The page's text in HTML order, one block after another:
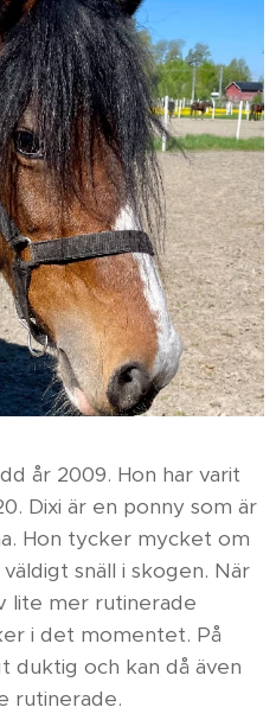
år 2009. Hon har varit
Dixi är en ponny som är
Hon tycker mycket om
snäll i skogen. När
lite mer rutinerade
i det momentet. På
duktig och kan då även
rutinerade.